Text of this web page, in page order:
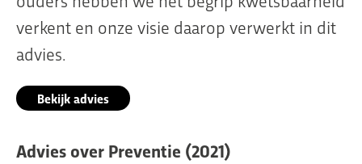
verkent en onze visie daarop verwerkt in dit
advies.
Bekijk advies
Advies over Preventie (2021)